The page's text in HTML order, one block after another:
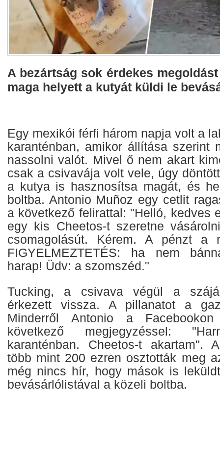
A bezártság sok érdekes
maga helyett a kutyát küldi le
Egy mexikói férfi három napja volt a
karanténban, amikor állítása szerint
nassolni valót. Mivel ő nem akart
csak a csivavája volt vele, úgy
a kutya is hasznosítsa magát, és
boltba. Antonio Muñoz egy cetlit
a következő felirattal: "Helló, kedves
egy kis Cheetos-t szeretne
csomagolásút. Kérem. A pénzt a
FIGYELMEZTETÉS: ha nem
harap! Üdv: a szomszéd."
Tucking, a csivava végül a
érkezett vissza. A pillanatot a
Minderről Antonio a
következő megjegyzéssel:
karanténban. Cheetos-t akartam".
több mint 200 ezren osztották meg
még nincs hír, hogy mások is
bevásárlólistával a közeli boltba.